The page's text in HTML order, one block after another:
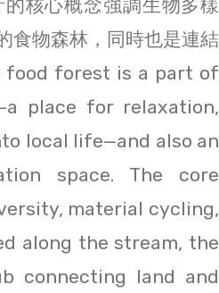
核心概念強調生物多樣
食物森林，同時也是連結
food forest is a part of
place for relaxation,
local life—and also an
space. The core
material cycling,
along the stream, the
connecting land and